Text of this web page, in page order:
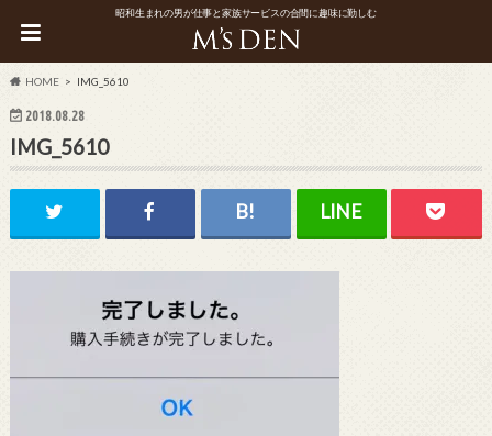
昭和生まれの男が仕事と家族サービスの合間に趣味に勤しむ
HOME IMG_5610
2018.08.28
IMG_5610